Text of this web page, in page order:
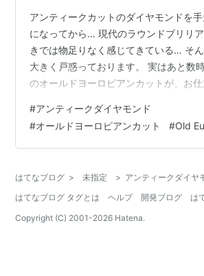
アンティークカットのダイヤモンドを
になってから… 現代のラウンドブリリ
きでは物足りなく感じてきている… そ
大きく戸惑っております。 実はあと数
のオールドヨーロピアンカットが、お
と連絡が入り、実際にこの目で見るその
ドキハラハラヒヤヒヤ… イメージ通りに
うか… イメージとは違えても魅力的な
がキュッとします。 そんなお仕立て完
日…♡ 現代のラウンドブリリア…
#アンティークダイヤモンド
#オールドヨーロピアンカット #Old
はてなブログ > 未指定 > アンティークダイヤ
はてなブログ タグとは
ヘルプ 開発ブログ
は
Copyright (C) 2001-2026 Hatena.